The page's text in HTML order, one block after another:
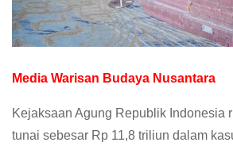
Media Warisan Budaya Nusantara
Kejaksaan Agung Republik Indonesia
tunai sebesar Rp 11,8 triliun dalam